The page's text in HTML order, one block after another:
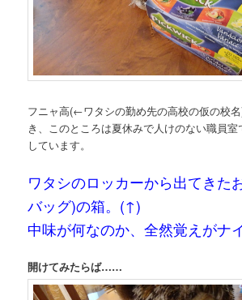
フニャ高(←ワタシの勤め先の高校の仮の校
き、このところは夏休みで人けのない職員
しています。
ワタシのロッカーから出てきた
バッグ)の箱。(↑)
中味が何なのか、全然覚えがナ
開けてみたらば……